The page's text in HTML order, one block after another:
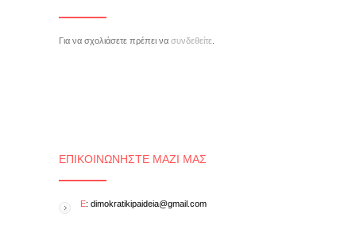
Για να σχολιάσετε πρέπει να συνδεθείτε
ΕΠΙΚΟΙΝΩΝΉΣΤΕ ΜΑΖΊ ΜΑΣ
E: dimokratikipaideia@gmail.com